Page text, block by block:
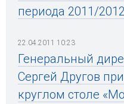
периода 2011/
22.04.2011 10:23
Генеральный
Сергей Другов
круглом столе